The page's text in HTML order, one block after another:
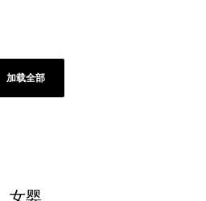
加载全部
女婴